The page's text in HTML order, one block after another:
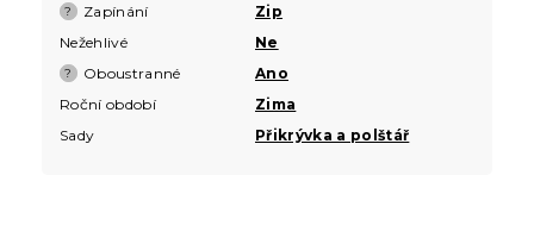
? Zapínání
Zip
Nežehlivé
Ne
? Oboustranné
Ano
Roční období
Zima
Sady
Přikrývka a polštář